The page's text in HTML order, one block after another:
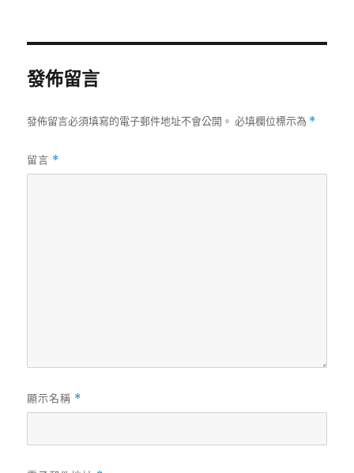
發佈留言
發佈留言必須填寫的電子郵件地址不會公開。 必填欄位標示為 *
留言 *
顯示名稱 *